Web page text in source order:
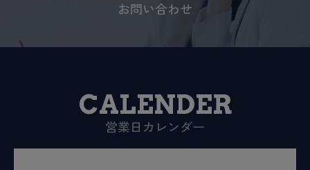
お問い合わせ
CALENDER
営業日カレンダー